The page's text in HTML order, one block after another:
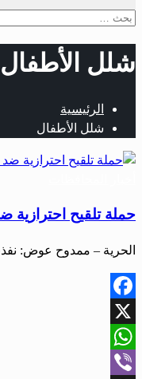
البحث
شلل الأطفال
الرئيسية
شلل الأطفال
حملة تلقيح
الحرية – ممدوح عوض:
Facebook
X
WhatsApp